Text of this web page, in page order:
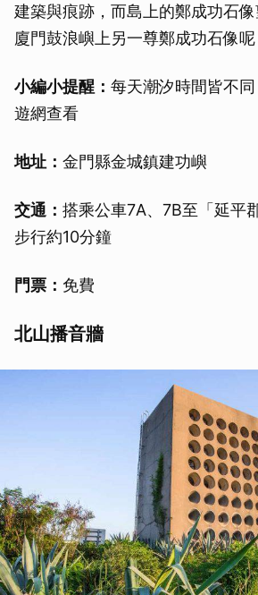
建築與痕跡，而島上的鄭成功石
廈門鼓浪嶼上另一尊鄭成功石像呢
小編小提醒： 每天潮汐時間皆不
遊網查看
地址： 金門縣金城鎮建功嶼
交通： 搭乘公車7A、7B至「延平
步行約10分鐘
門票： 免費
北山播音牆
取消